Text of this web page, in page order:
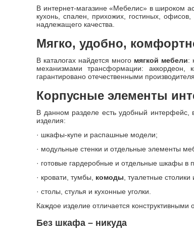
В интернет-магазине «Мебелис» в широком
кухонь, спален, прихожих, гостиных,
надлежащего качества.
Мягко, удобно,
В каталогах найдется много мягкой мебели:
механизмами трансформации: аккордеон,
гарантировано отечественными
Корпусные элементы
В данном разделе есть удобный интерфейс,
изделия:
· шкафы-купе и распашные модели;
· модульные стенки и отдельные элементы
· готовые гардеробные и отдельные шкафы в
· кровати, тумбы, комоды, туалетные столики
· столы, стулья и кухонные уголки.
Каждое изделие отличается
Без шкафа – никуда